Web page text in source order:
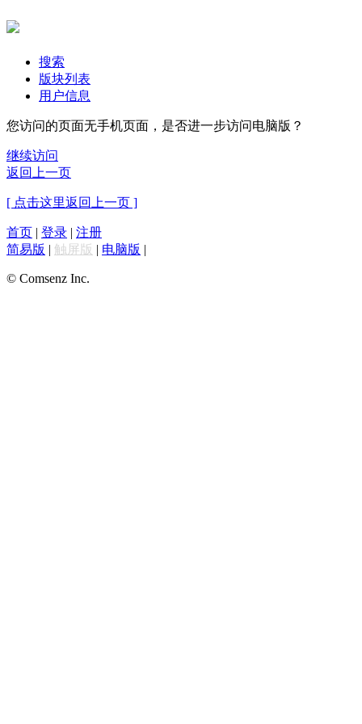
搜索
版块列表
用户信息
您访问的页面无手机页面，是否进一步访问电脑版？
继续访问
返回上一页
[ 点击这里返回上一页 ]
首页 | 登录 | 注册
简易版 | 触屏版 | 电脑版 |
© Comsenz Inc.